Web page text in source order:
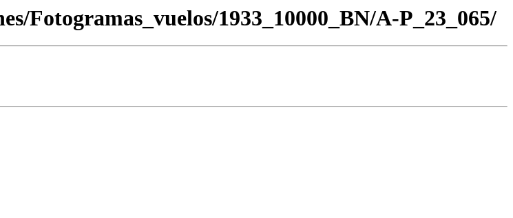
Fotogramas_vuelos/1933_10000_BN/A-P_23_065/